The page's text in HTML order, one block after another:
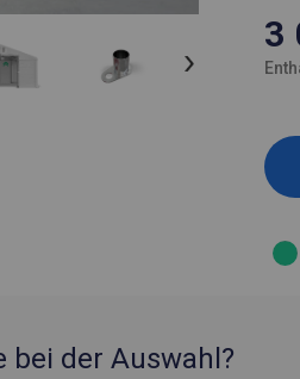
3
bei der Auswahl?